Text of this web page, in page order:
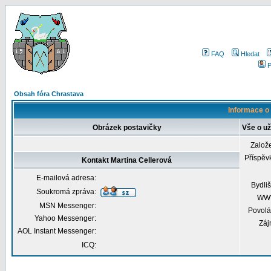
FAQ
Hledat
Obsah fóra Chrastava
Informace
Obrázek postavičky Vše o
Kontakt Martina Cellerová
E-mailová adresa:
Soukromá zpráva:
MSN Messenger:
Yahoo Messenger:
AOL Instant Messenger:
ICQ: